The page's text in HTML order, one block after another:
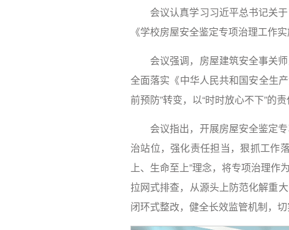
会议认真学习习近平总书记关
《学校房屋安全鉴定专项治理工作
会议强调，房屋建筑安全事关
全面落实《中华人民共和国安全生
前预防”转变，以“时时放心不下”的
会议指出，开展房屋安全鉴定
治站位，强化责任担当，狠抓工作
上、生命至上”理念，将专项治理作
拉网式排查，从源头上防范化解重
闭环式整改，健全长效监管机制，